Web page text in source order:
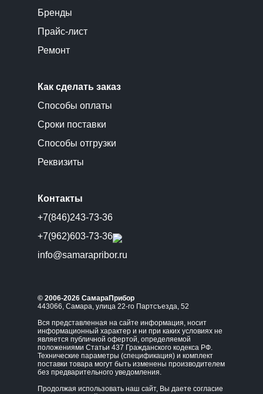
Бренды
Прайс-лист
Ремонт
Как сделать заказ
Способы оплаты
Сроки поставки
Способы отгрузки
Реквизиты
Контакты
+7(846)243-73-36
+7(962)603-73-36
info@samarapribor.ru
© 2006-2026 СамараПрибор
443066, Самара, улица 22-го Партсъезда, 52
Вся представленная на сайте информация, носит
информационный характер и ни при каких условиях не
является публичной офертой, определяемой
положениями Статьи 437 Гражданского кодекса РФ.
Технические параметры (спецификация) и комплект
поставки товара могут быть изменены производителем
без предварительного уведомления.
Продолжая использовать наш сайт, Вы даете согласие